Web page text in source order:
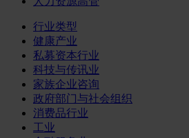
行业类型
健康产业
私募资本行业
科技与传讯业
家族企业咨询
政府部门与社会组织
消费品行业
工业